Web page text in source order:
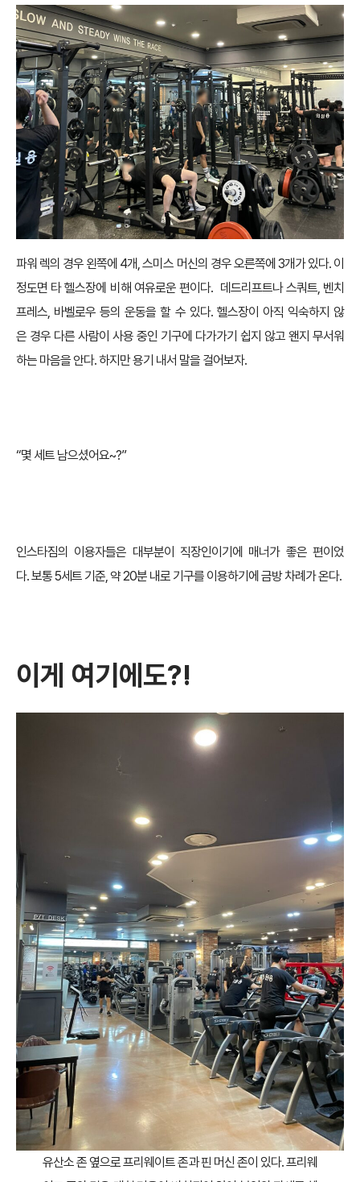
파워 렉의 경우 왼쪽에 4개, 스미스 머신의 경우 오른쪽에 3개가 있다. 이
정도면 타 헬스장에 비해 여유로운 편이다. 데드리프트나 스쿼트, 벤치
프레스, 바벨로우 등의 운동을 할 수 있다. 헬스장이 아직 익숙하지 않
은 경우 다른 사람이 사용 중인 기구에 다가가기 쉽지 않고 왠지 무서워
하는 마음을 안다. 하지만 용기 내서 말을 걸어보자.
“몇 세트 남으셨어요~?”
인스타짐의 이용자들은 대부분이 직장인이기에 매너가 좋은 편이었
다. 보통 5세트 기준, 약 20분 내로 기구를 이용하기에 금방 차례가 온다.
이게 여기에도?!
유산소 존 옆으로 프리웨이트 존과 핀 머신 존이 있다. 프리웨